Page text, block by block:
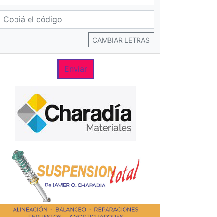
CAMBIAR LETRAS